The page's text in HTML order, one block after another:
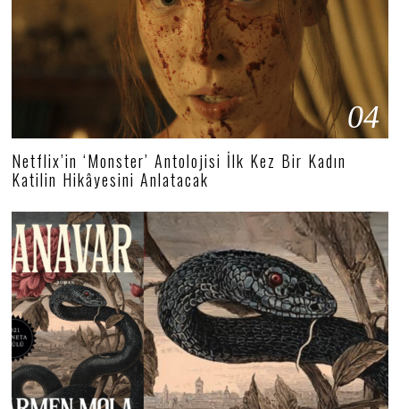
04
Netflix’in ‘Monster’ Antolojisi İlk Kez Bir Kadın
Katilin Hikâyesini Anlatacak